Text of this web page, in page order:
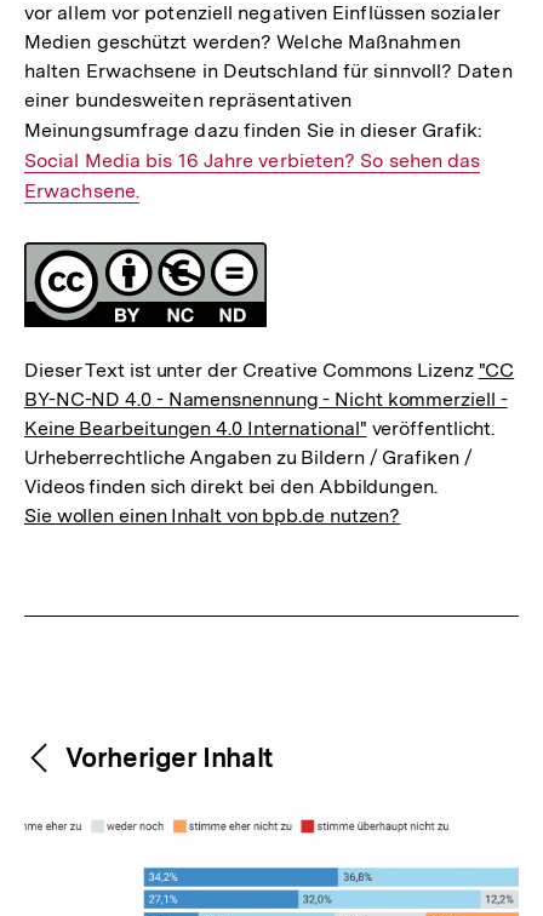
vor allem vor potenziell negativen Einflüssen sozialer
Medien geschützt werden? Welche Maßnahmen
halten Erwachsene in Deutschland für sinnvoll? Daten
einer bundesweiten repräsentativen
Meinungsumfrage dazu finden Sie in dieser Grafik:
Social Media bis 16 Jahre verbieten? So sehen das
Erwachsene.
Fussnoten
Lizenz
Dieser Text ist unter der Creative Commons Lizenz "CC
BY-NC-ND 4.0 - Namensnennung - Nicht kommerziell -
Keine Bearbeitungen 4.0 International" veröffentlicht.
Urheberrechtliche Angaben zu Bildern / Grafiken /
Videos finden sich direkt bei den Abbildungen.
Sie wollen einen Inhalt von bpb.de nutzen?
Weitere
Content-
Navigation
Vorheriger Inhalt